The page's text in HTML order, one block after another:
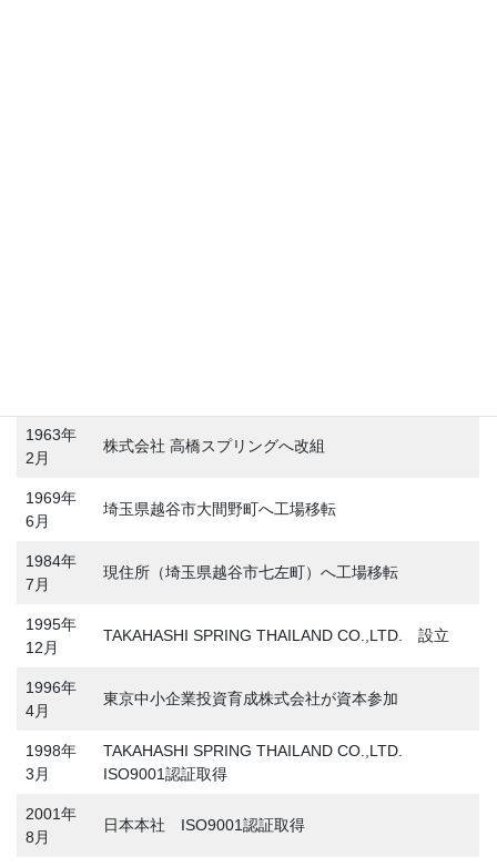
1963年
2月
株式会社 高橋スプリングへ改組
1969年
6月
埼玉県越谷市大間野町へ工場移転
1984年
7月
現住所（埼玉県越谷市七左町）へ工場移転
1995年
12月
TAKAHASHI SPRING THAILAND CO.,LTD. 設立
1996年
4月
東京中小企業投資育成株式会社が資本参加
1998年
3月
TAKAHASHI SPRING THAILAND CO.,LTD.
ISO9001認証取得
2001年
8月
日本本社 ISO9001認証取得